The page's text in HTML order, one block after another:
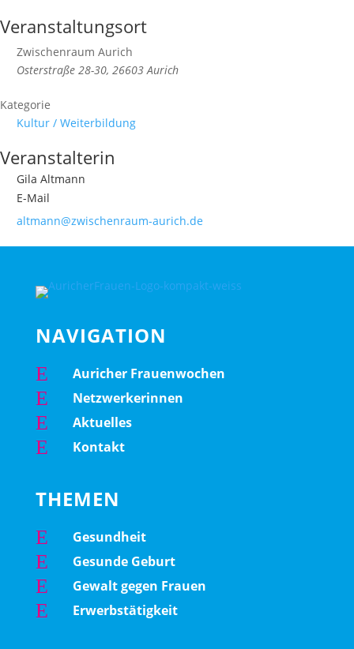
Veranstaltungsort
Zwischenraum Aurich
Osterstraße 28-30, 26603 Aurich
Kategorie
Kultur / Weiterbildung
Veranstalterin
Gila Altmann
E-Mail
altmann@zwischenraum-aurich.de
NAVIGATION
E Auricher Frauenwochen
E Netzwerkerinnen
E Aktuelles
E Kontakt
THEMEN
E Gesundheit
E Gesunde Geburt
E Gewalt gegen Frauen
E Erwerbstätigkeit